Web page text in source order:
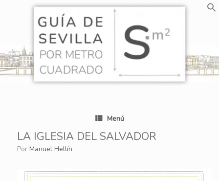
Menú
LA IGLESIA DEL SALVADOR
por Manuel Hellín